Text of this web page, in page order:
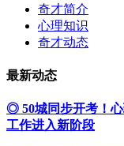
奇才简介
心理知识
奇才动态
最新动态
◎ 50城同步开考！
工作进入新阶段